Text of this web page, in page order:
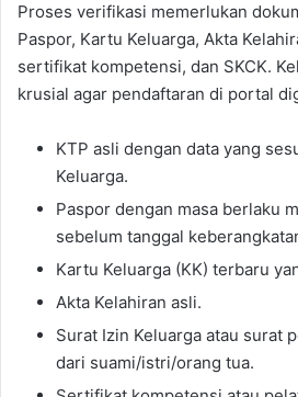
Proses verifikasi memerlukan
Paspor, Kartu Keluarga, Akta
sertifikat kompetensi, dan SKCK.
krusial agar pendaftaran di portal
KTP asli dengan data yang
Keluarga.
Paspor dengan masa berlaku
sebelum tanggal
Kartu Keluarga (KK) terbaru
Akta Kelahiran asli.
Surat Izin Keluarga atau surat
dari suami/istri/orang tua.